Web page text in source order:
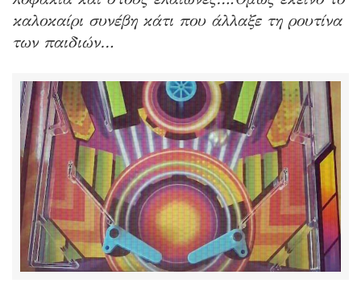
καλοκαίρι συνέβη κάτι που άλλαξε τη ρουτίνα
των παιδιών…